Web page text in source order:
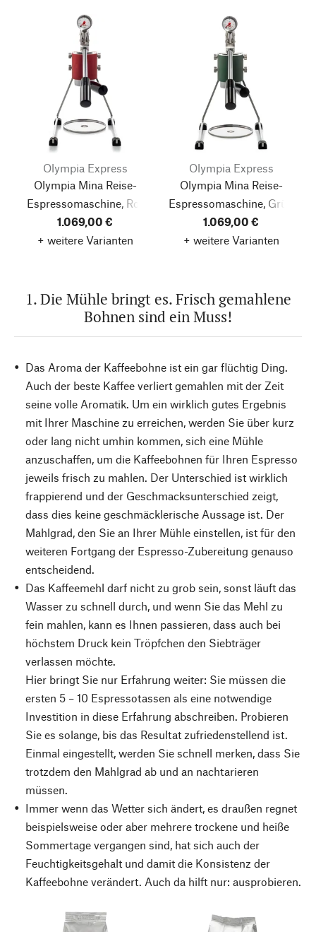
Olympia Express
Olympia Mina Reise-
Espressomaschine, Rot
1.069,00 €
+ weitere Varianten
Olympia Express
Olympia Mina Reise-
Espressomaschine, Grün
1.069,00 €
+ weitere Varianten
1. Die Mühle bringt es. Frisch gemahlene
Bohnen sind ein Muss!
Das Aroma der Kaffeebohne ist ein gar flüchtig Ding.
Auch der beste Kaffee verliert gemahlen mit der Zeit
seine volle Aromatik. Um ein wirklich gutes Ergebnis
mit Ihrer Maschine zu erreichen, werden Sie über kurz
oder lang nicht umhin kommen, sich eine Mühle
anzuschaffen, um die Kaffeebohnen für Ihren Espresso
jeweils frisch zu mahlen. Der Unterschied ist wirklich
frappierend und der Geschmacksunterschied zeigt,
dass dies keine geschmäcklerische Aussage ist. Der
Mahlgrad, den Sie an Ihrer Mühle einstellen, ist für den
weiteren Fortgang der Espresso-Zubereitung genauso
entscheidend.
Das Kaffeemehl darf nicht zu grob sein, sonst läuft das
Wasser zu schnell durch, und wenn Sie das Mehl zu
fein mahlen, kann es Ihnen passieren, dass auch bei
höchstem Druck kein Tröpfchen den Siebträger
verlassen möchte.
Hier bringt Sie nur Erfahrung weiter: Sie müssen die
ersten 5 – 10 Espressotassen als eine notwendige
Investition in diese Erfahrung abschreiben. Probieren
Sie es solange, bis das Resultat zufriedenstellend ist.
Einmal eingestellt, werden Sie schnell merken, dass Sie
trotzdem den Mahlgrad ab und an nachtarieren
müssen.
Immer wenn das Wetter sich ändert, es draußen regnet
beispielsweise oder aber mehrere trockene und heiße
Sommertage vergangen sind, hat sich auch der
Feuchtigkeitsgehalt und damit die Konsistenz der
Kaffeebohne verändert. Auch da hilft nur: ausprobieren.